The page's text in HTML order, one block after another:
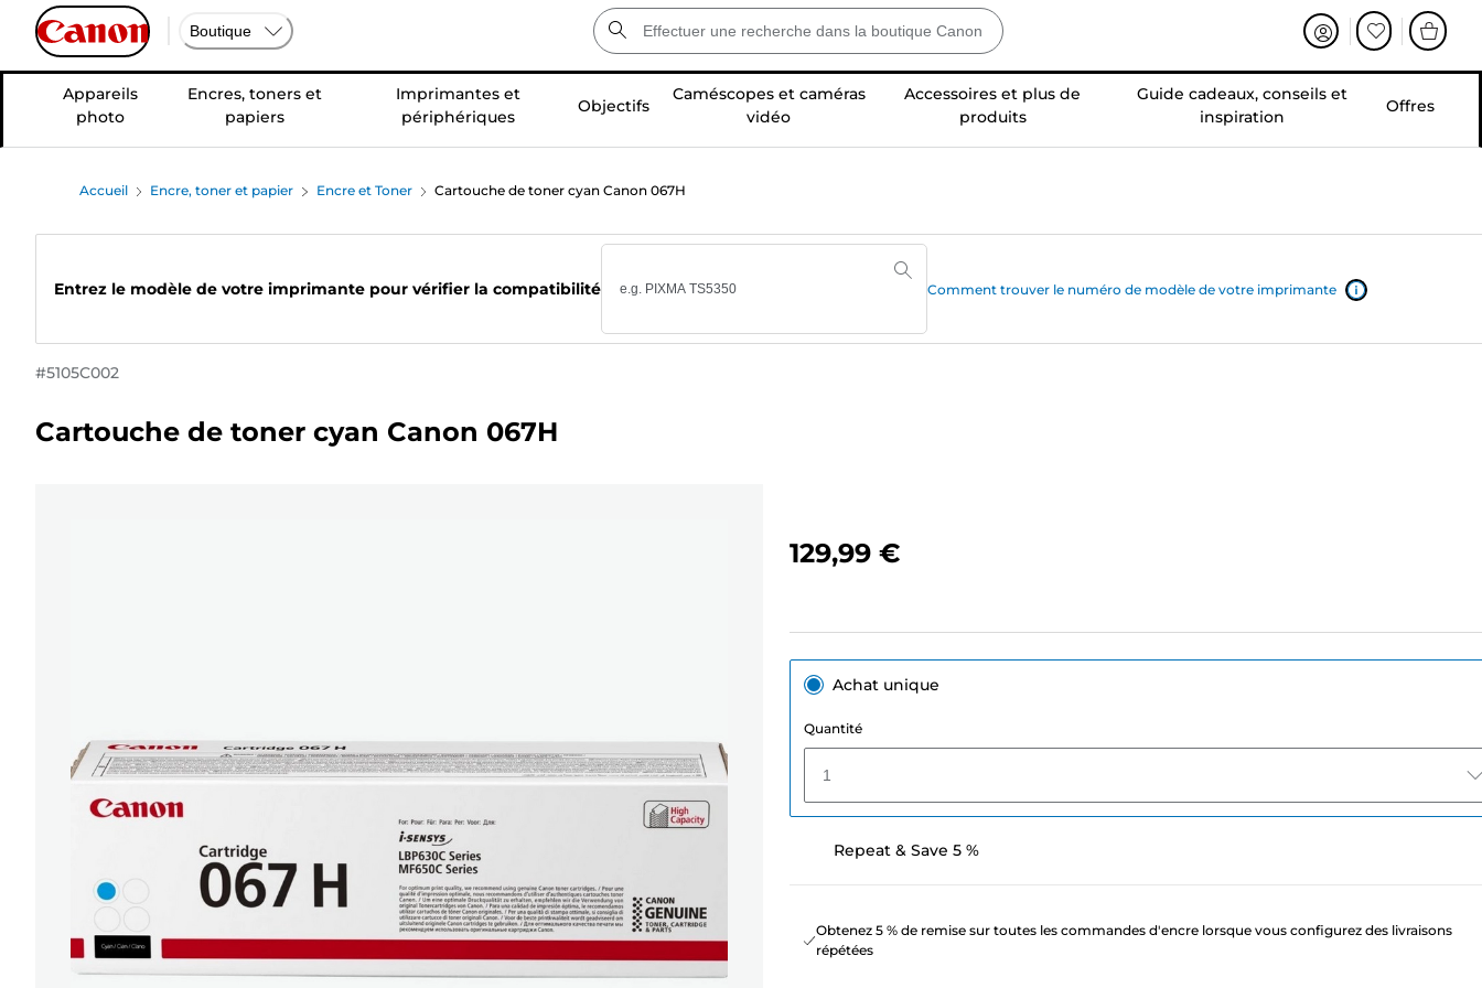
Boutique
Appareils
photo
Encres, toners et
papiers
Imprimantes et
périphériques
Objectifs
Caméscopes et caméras
vidéo
Accessoires et plus de
produits
Guide cadeaux, conseils et
inspiration
Offres
Accueil Encre, toner et papier Encre et Toner Cartouche de toner cyan Canon 067H
Entrez le modèle de votre imprimante pour vérifier la compatibilité Comment trouver le numéro de modèle de votre imprimante
#5105C002
Cartouche de toner cyan Canon 067H
129,99 €
Achat unique
Quantité
1
Repeat & Save 5 %
Obtenez 5 % de remise sur toutes les commandes d'encre lorsque vous configurez des livraisons
répétées